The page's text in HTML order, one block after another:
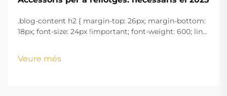
.blog-content h2 { margin-top: 26px; margin-bottom:
18px; font-size: 24px !important; font-weight: 600; line-
w...
Veure més